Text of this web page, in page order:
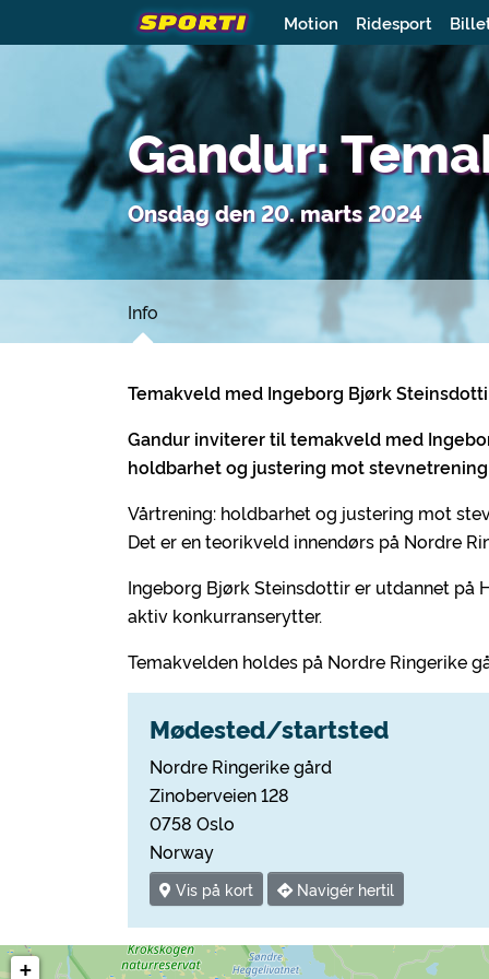
Motion Ridesport
Gandur:
Onsdag den 20. marts 2024
Info
Temakveld med Ingeborg Bjørk
Gandur inviterer til temakveld med
holdbarhet og justering mot stevnetrening
Vårtrening: holdbarhet og justering mot
Det er en teorikveld innendørs på Nordre
Ingeborg Bjørk Steinsdottir er utdannet på
aktiv konkurranserytter.
Temakvelden holdes på Nordre Ringerike
Mødested/startsted
Nordre Ringerike gård
Zinoberveien 128
0758 Oslo
Norway
Vis på kort Navigér hertil
+